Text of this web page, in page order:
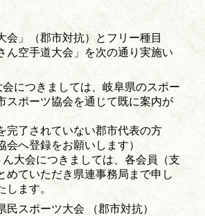
会」（郡市対抗）とフリー種目
ん空手道大会」を次の通り実施い
につきましては、岐阜県のスポー
スポーツ協会を通じて既に案内が
了されていない郡市代表の方
会へ登録をお願いします）
大会につきましては、各会員（支
めていただき県連事務局まで申し
します。
ポーツ大会 （郡市対抗）